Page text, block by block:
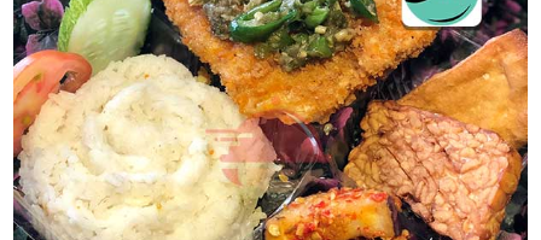
FAQ
ABOUT
US
CATERERS
BLOG
TERMS
&
CONDITIONS